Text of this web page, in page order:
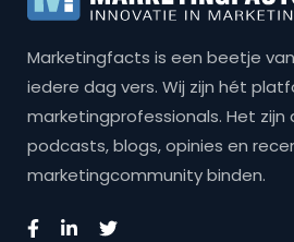
Marketingfacts is een beetje
iedere dag vers. Wij zijn hét
marketingprofessionals. Het zijn
podcasts, blogs, opinies en
marketingcommunity binden.